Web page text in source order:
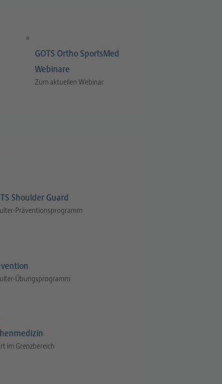
GOTS Ortho SportsMed
Webinare
Zum aktuellen Webinar
Shoulder Guard
Präventionsprogramm
Übungsprogramm
im Grenzbereich